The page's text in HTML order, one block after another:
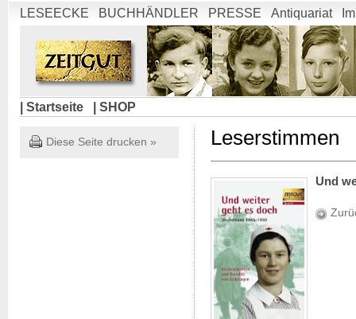
LESEECKE BUCHHÄNDLER PRESSE Antiquariat
| Startseite | SHOP
Diese Seite drucken » Leserstimmen
Und